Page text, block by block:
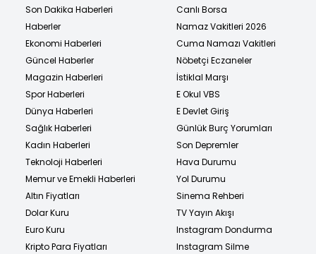
Son Dakika Haberleri
Haberler
Ekonomi Haberleri
Güncel Haberler
Magazin Haberleri
Spor Haberleri
Dünya Haberleri
Sağlık Haberleri
Kadın Haberleri
Teknoloji Haberleri
Memur ve Emekli Haberleri
Altın Fiyatları
Dolar Kuru
Euro Kuru
Kripto Para Fiyatları
Canlı Borsa
Namaz Vakitleri 2026
Cuma Namazı Vakitleri
Nöbetçi Eczaneler
İstiklal Marşı
E Okul VBS
E Devlet Giriş
Günlük Burç Yorumları
Son Depremler
Hava Durumu
Yol Durumu
Sinema Rehberi
TV Yayın Akışı
Instagram Dondurma
Instagram Silme